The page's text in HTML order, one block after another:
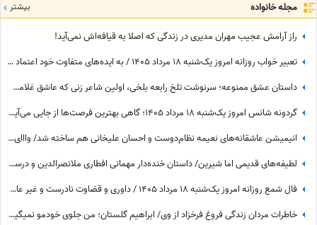
مجله خانواده بیشتر
راز آرامش عجیب مهران مدیری در زندگی که اصلا به قیافه‌اش نمی‌آید!
تعبیر خواب روزانه امروز یک‌شنبه 18 مرداد 1405 / به ایده‌های متفاوت خود اعتماد کنید؛ شاید همان فکری که ساده به نظر می‌رسد، ارزش بیشتری داشته باشد
داستان عشق ممنوعه؛ سرنوشت تلخ رابعه بلخی، اولین شاعر زنی که عاشق غلامش شد اما به دست برادرش کشته شد! و اشعاری که با خون نوشته شد
گردونه شانس امروز یک‌شنبه 18 مرداد 1405؛ گاهی بهترین فرصت‌ها از جایی می‌آیند که انتظارش را نداری
انیمیشن عاشقانه‌های نعیمه نظام‌دوست و احسان علیخانی هم ساخته شد/ وااای از دست نعیمه و خنده‌هاش🤣
لطیفه‌های قدیمی اما شیرین/ داستان خنده‌دار مهمانی افطاری ملانصرالدین و درسی که به میزبان پررو داد😄
فال شمع روزانه امروز یک‌شنبه 18 مرداد 1405 / داوری و قضاوت نادرست و غیر عادلانه‌ای درباره شما می‌شود، اما ...
خاطرات مردان زندگی فروغ فرخزاد از وی/ ابراهیم گلستان؛ من جلوی خودمو نمیگیرم، فروغ.. / حسین منصوری؛ من فکر میکردم که فروغ بیماری داره و گریه میکنه..